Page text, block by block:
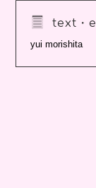
text・
yui morishita